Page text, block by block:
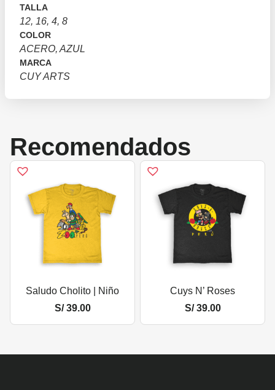
TALLA
12, 16, 4, 8
COLOR
ACERO, AZUL
MARCA
CUY ARTS
Recomendados
Saludo Cholito | Niño
S/39.00
Cuys N’ Roses
S/39.00